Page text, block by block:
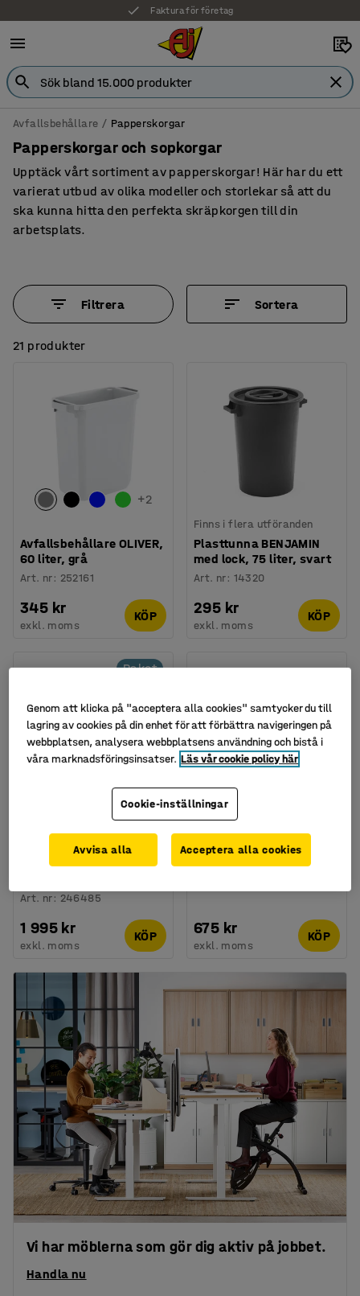
Faktura för företag
Avfallsbehållare Papperskorgar
Papperskorgar och sopkorgar
Upptäck vårt sortiment av papperskorgar! Här har du ett
varierat utbud av olika modeller och storlekar så att du
ska kunna hitta den perfekta skräpkorgen till din
arbetsplats.
Filtrera Sortera
21 produkter
+2
Avfallsbehållare OLIVER,
60 liter, grå
Art. nr: 252161
345 kr
exkl. moms
KÖP
Finns i flera utföranden
Plasttunna BENJAMIN
med lock, 75 liter, svart
Art. nr: 14320
295 kr
exkl. moms
KÖP
Paket
Sorteringskombination
OLIVER, 2 st x 60 liter,
med rött/blått lock +
Art. nr: 246485
1 995 kr
exkl. moms
KÖP
Plasttunna DOUGLAS,
120 liter, grå
Art. nr:24656
675 kr
exkl. moms
KÖP
Vi har möblerna som gör dig aktiv på jobbet.
Handla nu
Genom att klicka på "acceptera alla cookies" samtycker du till
lagring av cookies på din enhet för att förbättra navigeringen på
webbplatsen, analysera webbplatsens användning och bistå i
våra marknadsföringsinsatser. Läs vår cookie policy här
Cookie-inställningar
Avvisa alla Acceptera alla cookies